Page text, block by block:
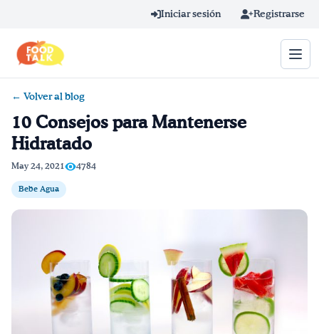
Iniciar sesión Registrarse
Home
Blog
Consejos por mensaje
← Volver al blog
10 Consejos para Mantenerse
Hidratado
May 24, 2021 4784
Bebe Agua